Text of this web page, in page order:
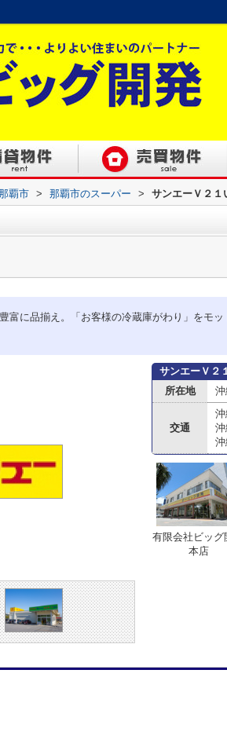
覇市 > 那覇市のスーパー > サンエーＶ２１
富に品揃え。「お客様の冷蔵庫がわり」をモ
サンエーＶ２
所在地
交通
有限会社ビッグ
本店